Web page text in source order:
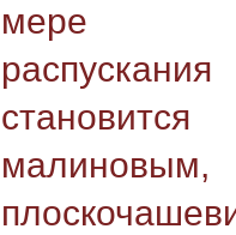
мере
распускания
становится
малиновым,